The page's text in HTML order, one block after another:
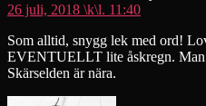
26 juli, 2018 \k\l. 11:40
Som alltid, snygg lek med ord!
EVENTUELLT lite åskregn. Man
Skärselden är nära.